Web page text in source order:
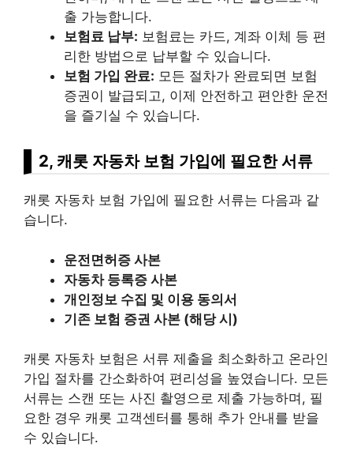
출 가능합니다.
보험료 납부: 보험료는 카드, 계좌 이체 등 편
리한 방법으로 납부할 수 있습니다.
보험 가입 완료: 모든 절차가 완료되면 보험
증권이 발급되고, 이제 안전하고 편안한 운전
을 즐기실 수 있습니다.
2, 캐롯 자동차 보험 가입에 필요한 서류
캐롯 자동차 보험 가입에 필요한 서류는 다음과 같
습니다.
운전면허증 사본
자동차 등록증 사본
개인정보 수집 및 이용 동의서
기존 보험 증권 사본 (해당 시)
캐롯 자동차 보험은 서류 제출을 최소화하고 온라인
가입 절차를 간소화하여 편리성을 높였습니다. 모든
서류는 스캔 또는 사진 촬영으로 제출 가능하며, 필
요한 경우 캐롯 고객센터를 통해 추가 안내를 받을
수 있습니다.